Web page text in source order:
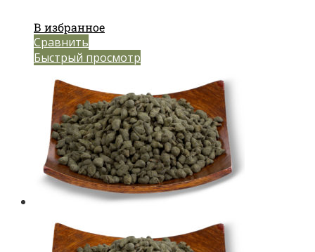
В избранное
Сравнить
Быстрый просмотр